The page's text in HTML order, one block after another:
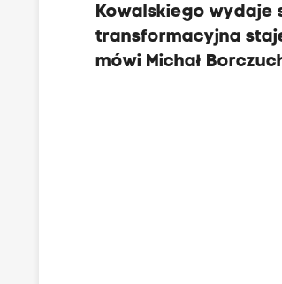
Kowalskiego
transformacyjna
mówi Michał